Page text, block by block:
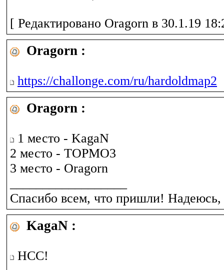
[ Редактировано Oragorn в 30.1.19
Oragorn :
https://challonge.com/ru/hardoldmap2
Oragorn :
1 место - KagaN
2 место - TOPMO3
3 место - Oragorn
Спасибо всем, что пришли! Надеюсь,
KagaN :
НСС!